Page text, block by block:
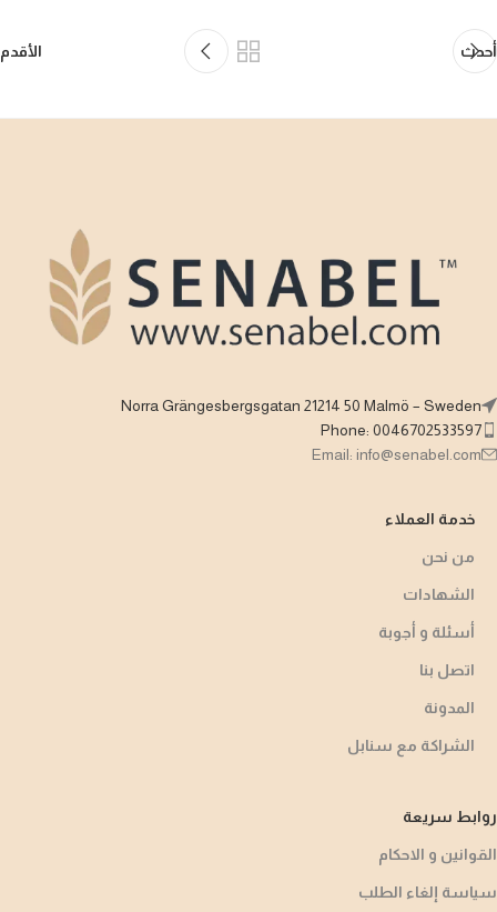
أحدث الأقدم
Norra Grängesbergsgatan 21214 50 Malmö – Sweden
Phone: 0046702533597
Email: info@senabel.com
خدمة العملاء
من نحن
الشهادات
أسئلة و أجوبة​
اتصل بنا
المدونة
الشراكة مع سنابل
روابط سريعة
القوانين و الاحكام
سياسة إلغاء الطلب